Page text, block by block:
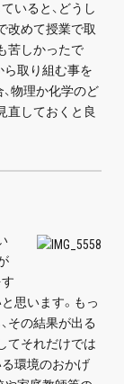
いると、どうし
改めて授業で取
苦しかったで
ら取り組む事を
物理か化学のど
直しておくと良
思います。もっ
その結果が出る
てそれだけでは
環境のおかげ